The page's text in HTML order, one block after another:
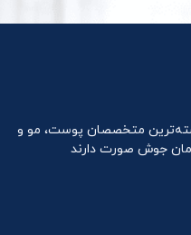
متخصصان پوست، مو و
جوش صورت دارند